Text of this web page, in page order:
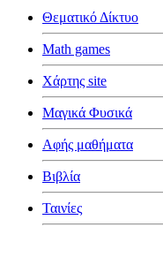
Θεματικό Δίκτυο
Math games
Χάρτης site
Μαγικά Φυσικά
Αφής μαθήματα
Βιβλία
Ταινίες